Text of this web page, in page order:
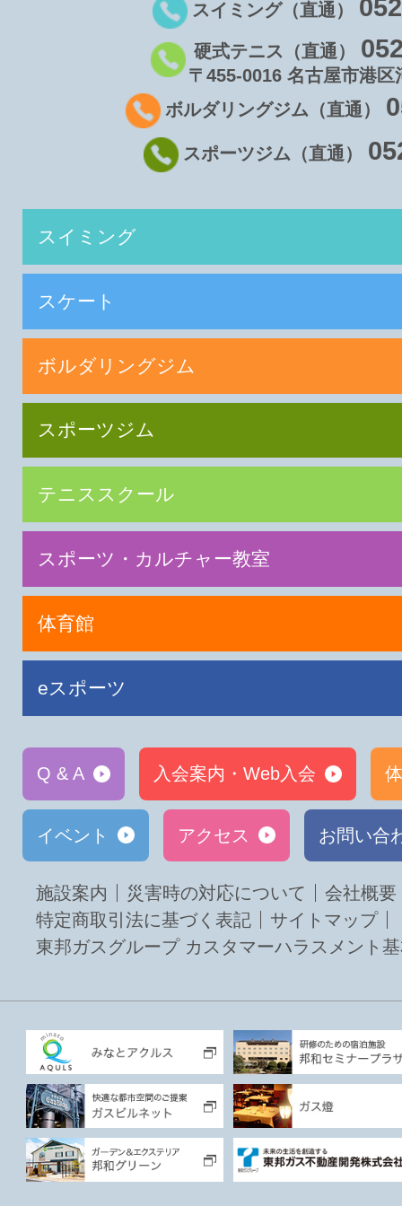
スイミング（直通）
硬式テニス（直通）
〒455-0016 名古屋市港区
ボルダリングジム（直通）
スポーツジム（直通）
スイミング
スケート
ボルダリングジム
スポーツジム
テニススクール
スポーツ・カルチャー教室
体育館
eスポーツ
Q & A 入会案内・Web入会
イベント アクセス お問い合
施設案内 災害時の対応について
会社概要
特定商取引法に基づく表記
サイトマップ
東邦ガスグループ カスタマーハラスメント